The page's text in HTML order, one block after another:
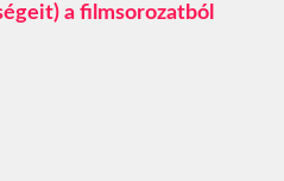
a filmsorozatból